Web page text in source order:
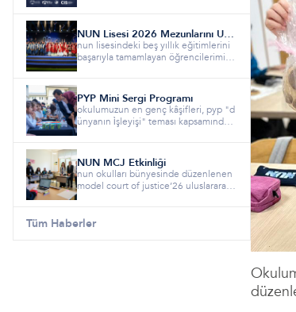
NUN Lisesi 2026 Mezunlarını Uğurladı!
nun lisesindeki beş yıllık eğitimlerini
başarıyla tamamlayan öğrencilerimizi,
PYP Mini Sergi Programı
okulumuzun en genç kâşifleri, pyp "d
ünyanın i̇şleyişi" teması kapsamında y
NUN MCJ Etkinliği
nun okulları bünyesinde düzenlenen
model court of justice’26 uluslararası
Tüm Haberler